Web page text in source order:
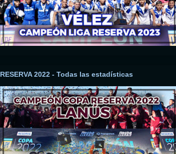
RESERVA 2022 - Todas las estadísticas